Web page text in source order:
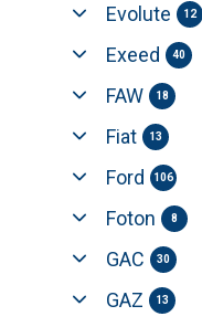
Evolute 12
Exeed 40
FAW 18
Fiat 13
Ford 106
Foton 8
GAC 30
GAZ 13